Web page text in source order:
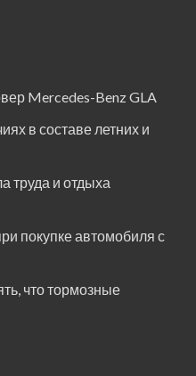
Mercedes-Benz GLA
в составе летних и
труда и отдыха
покупке автомобиля с
что тормозные